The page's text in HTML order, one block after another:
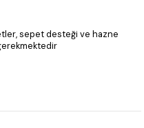
sepet desteği ve hazne